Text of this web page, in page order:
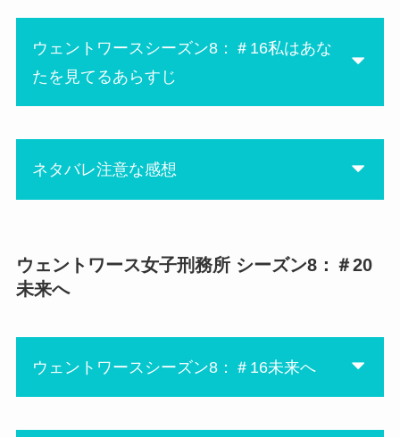
て、昨日の敵は今日の友。そ
ういうところは見習いたい。
マーと彼の行末も楽しみで
す。
図書室(?)でヴェラの後ろに潜
んでいたファーガソンは、久
た。思わず『ヴェラ、後
ろ！！！』って叫びそうにな
バラされてリンチされちゃう
シーン。リタは強いからうま
ウェントワースシーズン8：＃16私はあな
たを見てるあらすじ
ネタバレ注意な感想
にあ
でルーは分かったんだろ
タイトルの『報い』がマリー
のことかなぁとは思ったけ
ウェントワース女子刑務所 シーズン8：＃20
未来へ
ウェントワースシーズン8：＃16未来へ